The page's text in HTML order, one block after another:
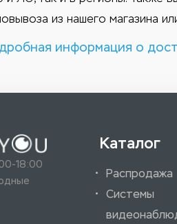
из нашего магазина
информация о
18:00
Каталог
Распродажа
Системы